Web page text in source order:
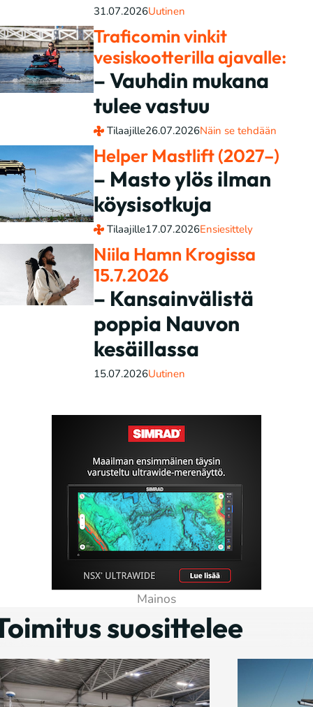
31.07.2026Uutinen
Traficomin vinkit
vesiskootterilla ajavalle:
– Vauhdin mukana
tulee vastuu
Tilaajille26.07.2026Näin se tehdään
Helper Mastlift (2027–)
– Masto ylös ilman
köysisotkuja
Tilaajille17.07.2026Ensiesittely
Niila Hamn Krogissa
15.7.2026
– Kansainvälistä
poppia Nauvon
kesäillassa
15.07.2026Uutinen
suosittelee